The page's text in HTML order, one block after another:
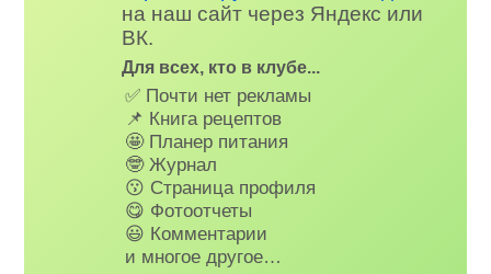
на наш сайт через Яндекс или
ВК.
Для всех, кто в клубе...
✅ Почти нет рекламы
📌 Книга рецептов
🤩 Планер питания
🤓 Журнал
😗 Страница профиля
😋 Фотоотчеты
😃 Комментарии
и многое другое…